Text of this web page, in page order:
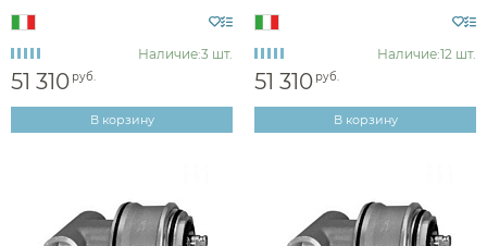
Наличие:3 шт.
51 310 руб.
В корзину
Наличие:12 шт.
51 310 руб.
В корзину